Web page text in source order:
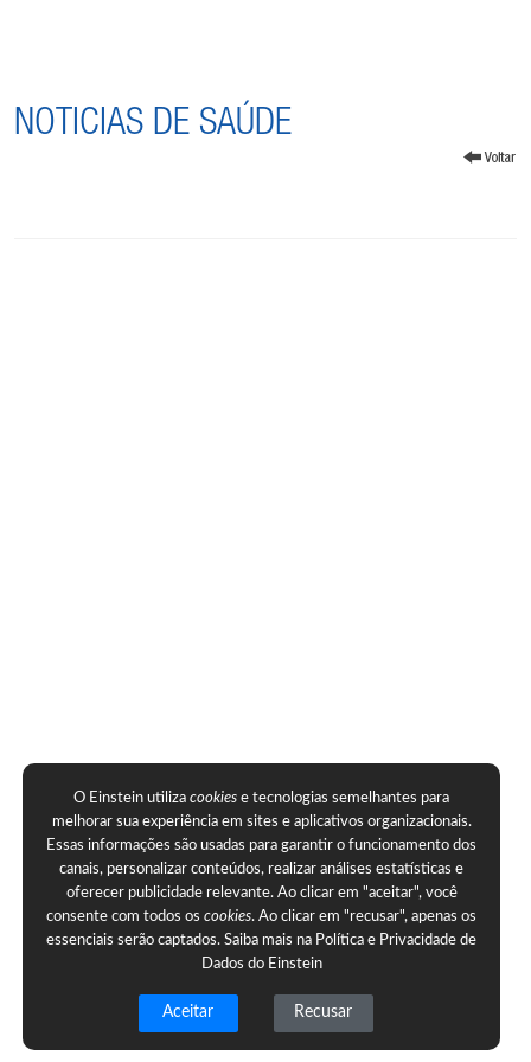
NOTICIAS DE SAÚDE
O Einstein utilizacookies e tecnologias semelhantes para
melhorar sua experiência em sites e aplicativos organizacionais.
Essas informações são usadas para garantir o funcionamento dos
canais, personalizar conteúdos, realizar análises estatísticas e
oferecer publicidade relevante. Ao clicar em "aceitar", você
consente com todos oscookies. Ao clicar em "recusar", apenas os
essenciais serão captados. Saiba mais na Política e Privacidade de
Dados do Einstein
Aceitar Recusar